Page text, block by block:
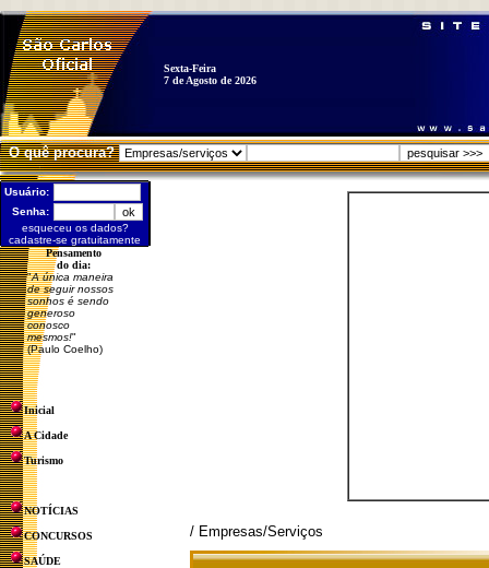
Sexta-Feira
7 de Agosto de 2026
O quê procura?
Usuário:
Senha:
esqueceu os dados?
cadastre-se gratuitamente
Pensamento
do dia:
"A única maneira
de seguir nossos
sonhos é sendo
generoso
conosco
mesmos!"
(Paulo Coelho)
Inicial
A Cidade
Turismo
NOTÍCIAS
CONCURSOS
SAÚDE
/ Empresas/Serviços